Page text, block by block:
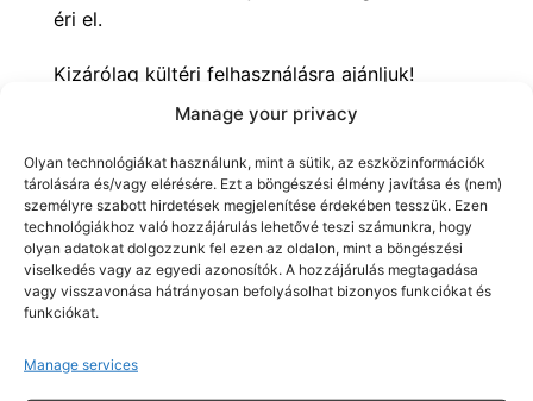
Manage your privacy
Olyan technológiákat használunk, mint a sütik, az eszközinformációk
tárolására és/vagy elérésére. Ezt a böngészési élmény javítása és (nem)
személyre szabott hirdetések megjelenítése érdekében tesszük. Ezen
technológiákhoz való hozzájárulás lehetővé teszi számunkra, hogy
olyan adatokat dolgozzunk fel ezen az oldalon, mint a böngészési
viselkedés vagy az egyedi azonosítók. A hozzájárulás megtagadása
vagy visszavonása hátrányosan befolyásolhat bizonyos funkciókat és
funkciókat.
Manage services
éri el.
Kizárólag kültéri felhasználásra ajánljuk!
KAPCSOLÓDÓ TERMÉKEK